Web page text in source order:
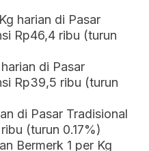
harian di Pasar
Rp46,4 ribu (turun
di Pasar
Rp39,5 ribu (turun
di Pasar Tradisional
(turun 0.17%)
Bermerk 1 per Kg